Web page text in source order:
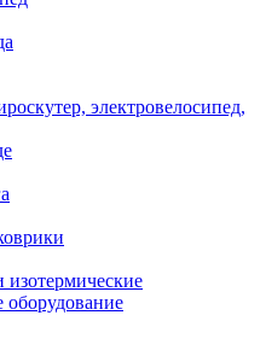
электровелосипед,
оборудование